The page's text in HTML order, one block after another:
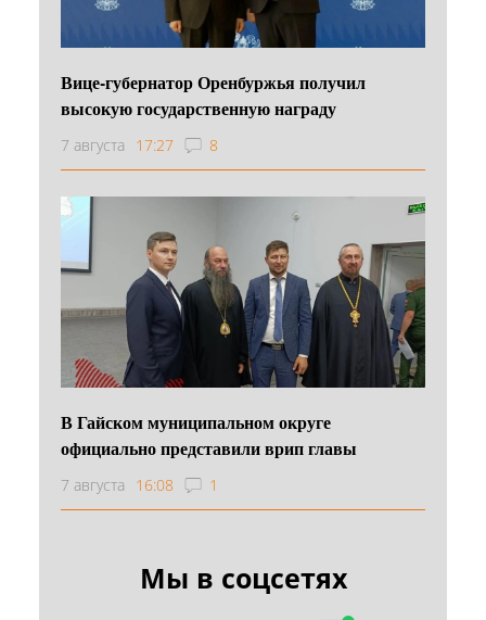
Вице-губернатор Оренбуржья получил
высокую государственную награду
7 августа 17:27 8
В Гайском муниципальном округе
официально представили врип главы
7 августа 16:08 1
Мы в соцсетях